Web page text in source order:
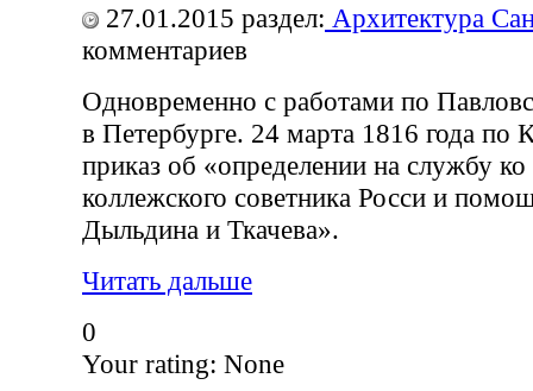
27.01.2015 раздел: Архитектура
комментариев
Одновременно с работами по
в Петербурге. 24 марта 1816 года по
приказ об «определении на службу
коллежского советника Росси и
Дыльдина и Ткачева».
Читать дальше
0
Your rating: None